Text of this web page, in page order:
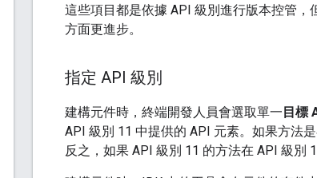
這些項目都是依據 API 級別進行版本控管
方面更進步。
指定 API 級別
建構元件時，終端開發人員會選取單一 目標
API 級別 11 中提供的 API 元素。如果方法
反之，如果 API 級別 11 的方法在 API 級別